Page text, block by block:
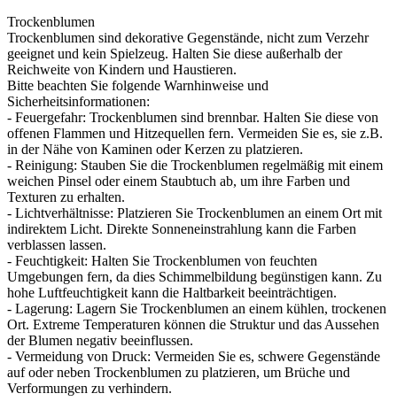
Trockenblumen
Trockenblumen sind dekorative Gegenstände, nicht zum Verzehr
geeignet und kein Spielzeug. Halten Sie diese außerhalb der
Reichweite von Kindern und Haustieren.
Bitte beachten Sie folgende Warnhinweise und
Sicherheitsinformationen:
- Feuergefahr: Trockenblumen sind brennbar. Halten Sie diese von
offenen Flammen und Hitzequellen fern. Vermeiden Sie es, sie z.B.
in der Nähe von Kaminen oder Kerzen zu platzieren.
- Reinigung: Stauben Sie die Trockenblumen regelmäßig mit einem
weichen Pinsel oder einem Staubtuch ab, um ihre Farben und
Texturen zu erhalten.
- Lichtverhältnisse: Platzieren Sie Trockenblumen an einem Ort mit
indirektem Licht. Direkte Sonneneinstrahlung kann die Farben
verblassen lassen.
- Feuchtigkeit: Halten Sie Trockenblumen von feuchten
Umgebungen fern, da dies Schimmelbildung begünstigen kann. Zu
hohe Luftfeuchtigkeit kann die Haltbarkeit beeinträchtigen.
- Lagerung: Lagern Sie Trockenblumen an einem kühlen, trockenen
Ort. Extreme Temperaturen können die Struktur und das Aussehen
der Blumen negativ beeinflussen.
- Vermeidung von Druck: Vermeiden Sie es, schwere Gegenstände
auf oder neben Trockenblumen zu platzieren, um Brüche und
Verformungen zu verhindern.